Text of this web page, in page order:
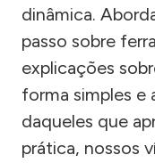
dinâmica.
passo sobre
explicações
forma simples e
daqueles que
prática, nossos